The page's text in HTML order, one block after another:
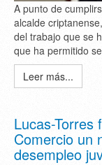
A punto de
alcalde
del trabajo que se
que ha permitido
Leer más...
Lucas-Torres
Comercio un
desempleo